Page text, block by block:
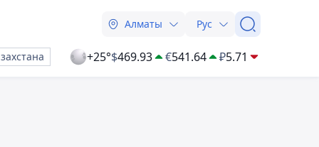
Алматы Рус
+25°$469.93 €541.64 ₽5.71